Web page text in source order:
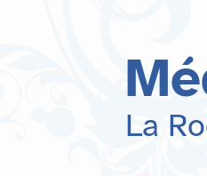
recherche
La